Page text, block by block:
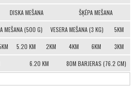
DISKA MEŠANA ŠĶĒPA MEŠANA
MEŠANA (500 G) VESERA MEŠANA (3 KG) 5KM
5.20 KM 2KM 4KM 6KM 3KM
6.20 KM 80M BARJERAS (76.2 CM)